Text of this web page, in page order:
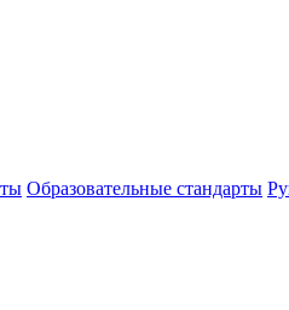
Образовательные стандарты